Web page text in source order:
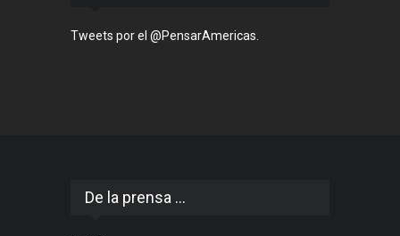
Tweets por el @PensarAmericas.
De la prensa ...